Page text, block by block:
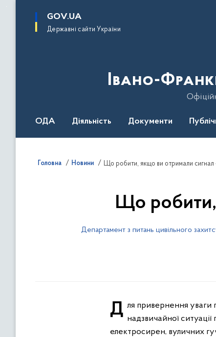
основного
GOV.UA
Державні сайти України
Івано-
ОДА Діяльність Документи
Головна Новини Що робити, якщо ви отримали сигнал
Що робити,
Департамент з питань цивільного
Для привернення уваги перед доведенням інформації до населення про загрозу або виникнення надзвичайної
електросирен, вуличних